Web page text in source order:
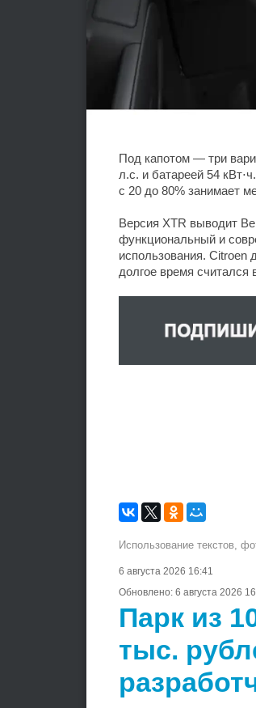
Под капотом — три
л.с. и батареей 54
с 20 до 80% занимает
Версия XTR выводит
функциональный и
использования. Citroen
долгое время считался
Использование текстов,
6 августа 2026 16:41
Обновлено: 6 августа 2026
Парк из
тыс.